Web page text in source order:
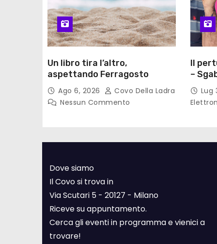
Un libro tira l’altro,
aspettando Ferragosto
Ago 6, 2026
Covo Della Ladra
Nessun Commento
Il
–
Lug
Dove siamo
Il Covo si trova in
Via Scutari 5 - 20127 - Milano
Riceve su appuntamento.
Cerca gli eventi in programma e vienici a
trovare!